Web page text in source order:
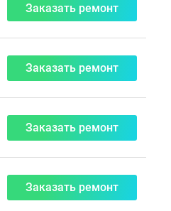
Заказать ремонт
Заказать ремонт
Заказать ремонт
Заказать ремонт